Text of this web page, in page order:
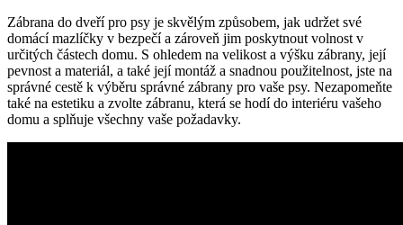
Zábrana do dveří ‍pro ⁣psy je skvělým způsobem, jak udržet ​své
domácí mazlíčky v bezpečí a zároveň⁤ jim poskytnout volnost v
určitých​ částech domu. S ohledem na velikost a výšku zábrany, její
pevnost a materiál, a také‌ její montáž‍ a ⁤snadnou použitelnost, jste na⁤
správné cestě k výběru správné zábrany pro vaše psy. ⁣Nezapomeňte
také ‍na estetiku a zvolte zábranu,⁤ která ​se hodí do interiéru vašeho
domu a splňuje všechny vaše ⁢požadavky.